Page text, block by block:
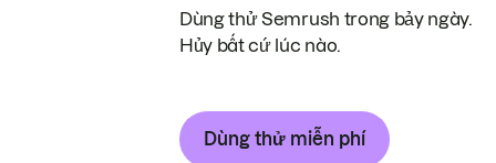
Dùng thử Semrush trong bảy ngày.
Hủy bất cứ lúc nào.
Dùng thử miễn phí